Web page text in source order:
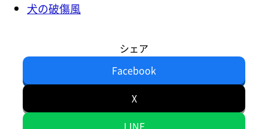
犬の破傷風
シェア
Facebook
X
LINE